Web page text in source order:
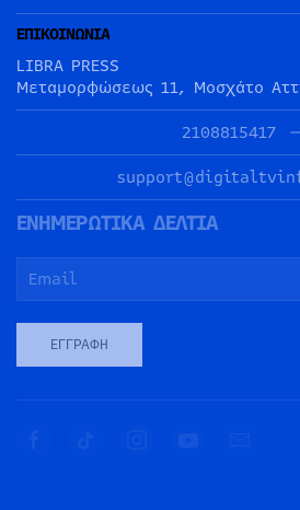
ΕΠΙΚΟΙΝΩΝΙΑ
LIBRA PRESS
Μεταμορφώσεως 11, Μοσχάτο
2108815417
ΕΝΗΜΕΡΩΤΙΚΑ ΔΕΛΤΙΑ
ΕΓΓΡΑΦΉ